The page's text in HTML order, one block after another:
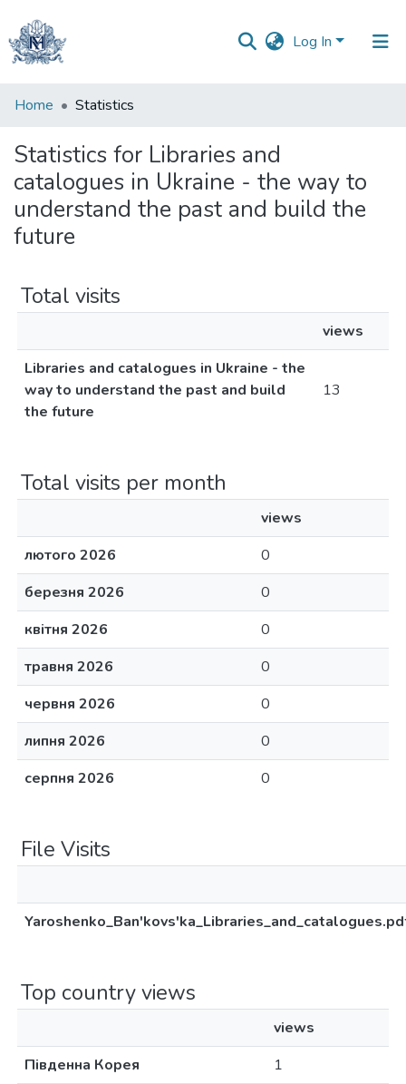
Log In
Communities
Collections
All of DSpace
Home Statistics
Statistics for Libraries and
catalogues in Ukraine - the way to
understand the past and build the
future
Total visits
views
Libraries and catalogues in Ukraine - the
way to understand the past and build
the future
13
Total visits per month
views
лютого 2026
0
березня 2026
0
квітня 2026
0
травня 2026
0
червня 2026
0
липня 2026
0
серпня 2026
0
File Visits
Top country views
views
Південна Корея
1